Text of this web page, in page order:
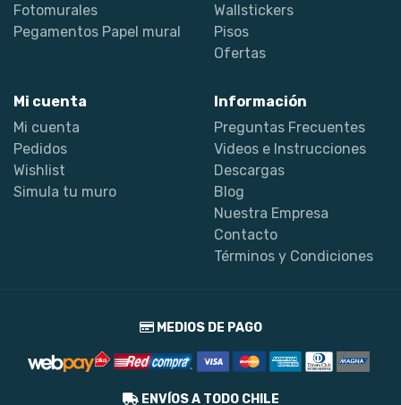
Fotomurales
Pegamentos Papel mural
Wallstickers
Pisos
Ofertas
Mi cuenta
Mi cuenta
Pedidos
Wishlist
Simula tu muro
Información
Preguntas Frecuentes
Videos e Instrucciones
Descargas
Blog
Nuestra Empresa
Contacto
Términos y Condiciones
MEDIOS DE PAGO
ENVÍOS A TODO CHILE